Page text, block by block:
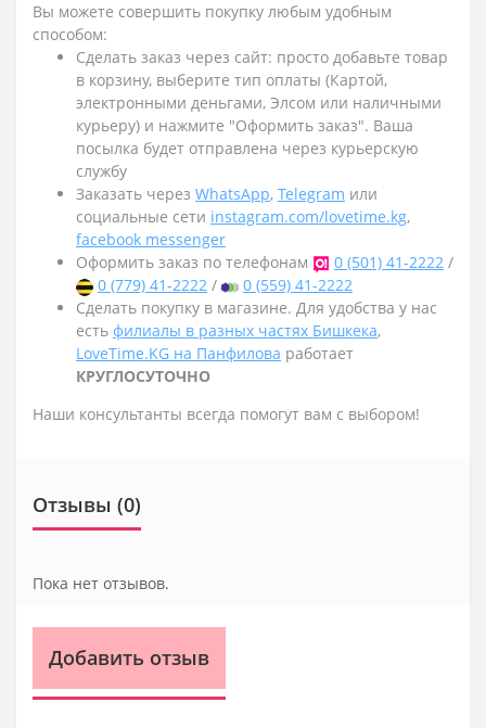
Вы можете совершить покупку любым удобным
способом:
Сделать заказ через сайт: просто добавьте товар
в корзину, выберите тип оплаты (Картой,
электронными деньгами, Элсом или наличными
курьеру) и нажмите "Оформить заказ". Ваша
посылка будет отправлена через курьерскую
службу
Заказать через WhatsApp, Telegram или
социальные сети instagram.com/lovetime.kg,
facebook messenger
Оформить заказ по телефонам
0 (501) 41-2222 /
0 (779) 41-2222 /
0 (559) 41-2222
Сделать покупку в магазине. Для удобства у нас
есть филиалы в разных частях Бишкека,
LoveTime.KG на Панфилова работает
КРУГЛОСУТОЧНО
Наши консультанты всегда помогут вам с выбором!
Отзывы (0)
Пока нет отзывов.
Добавить отзыв